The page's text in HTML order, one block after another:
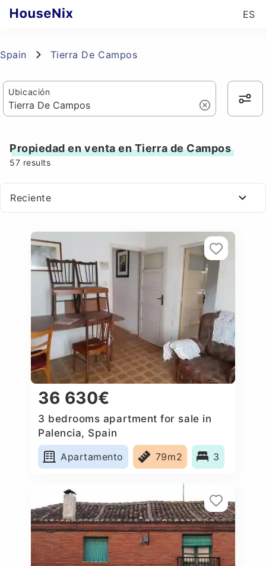
ES
Spain Tierra De Campos
Ubicación
Propiedad en venta en Tierra de Campos
57 results
Reciente
36 630€
3 bedrooms apartment for sale in
Palencia, Spain
Apartamento
79m2 3